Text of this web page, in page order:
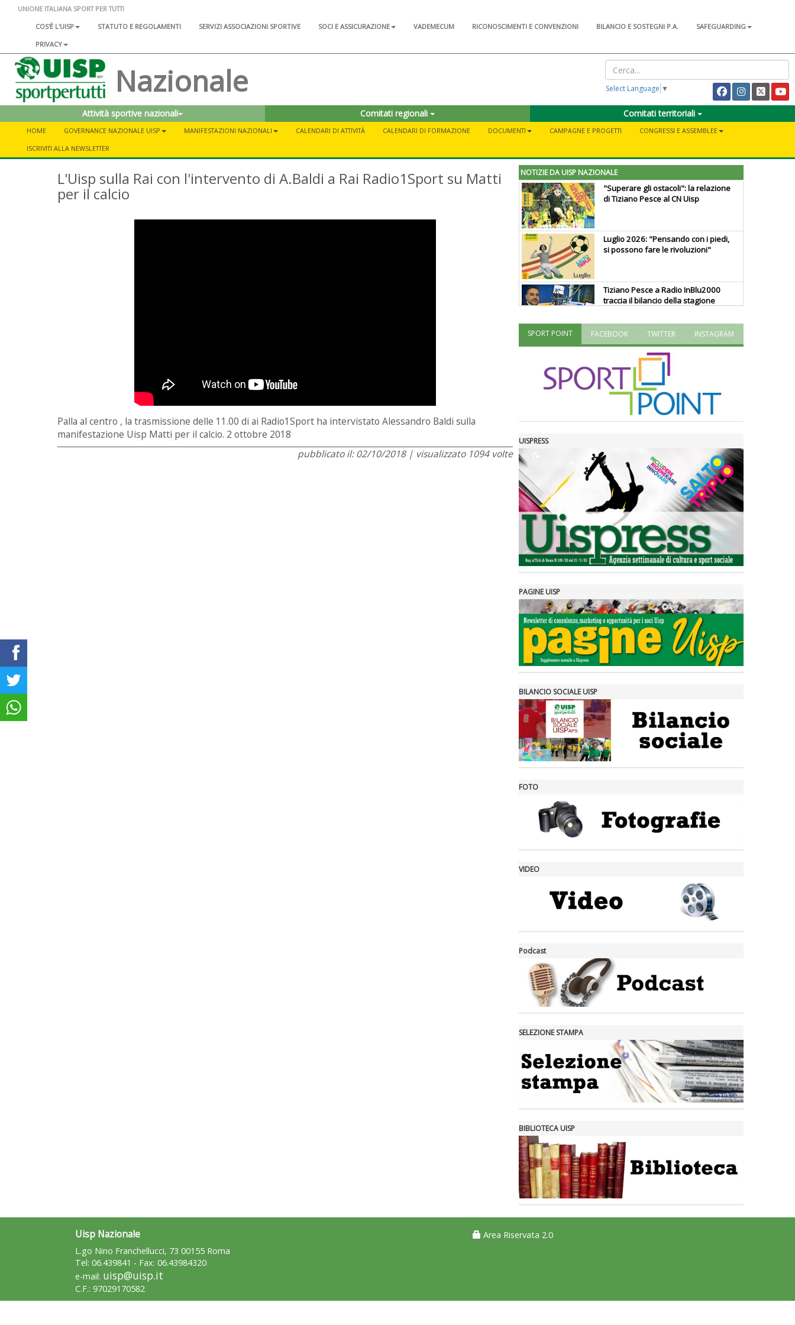
UNIONE ITALIANA SPORT PER TUTTI
COS'È L'UISP
STATUTO E REGOLAMENTI SERVIZI ASSOCIAZIONI SPORTIVE SOCI E ASSICURAZIONE VADEMECUM RICONOSCIMENTI E CONVENZIONI BILANCIO E SOSTEGNI P.A.
SAFEGUARDING
PRIVACY
Nazionale Select Language ▼
Attività sportive nazionali Comitati regionali Comitati territoriali
HOME GOVERNANCE NAZIONALE UISP MANIFESTAZIONI NAZIONALI CALENDARI DI ATTIVITÀ CALENDARI DI FORMAZIONE DOCUMENTI CAMPAGNE E PROGETTI
CONGRESSI E ASSEMBLEE
ISCRIVITI ALLA NEWSLETTER
L'Uisp sulla Rai con l'intervento di A.Baldi a Rai Radio1Sport su Matti
per il calcio
Palla al centro , la trasmissione delle 11.00 di ai Radio1Sport ha intervistato Alessandro Baldi sulla
manifestazione Uisp Matti per il calcio. 2 ottobre 2018
pubblicato il: 02/10/2018 | visualizzato 1094 volte
NOTIZIE DA UISP NAZIONALE
"Superare gli ostacoli": la relazione
di Tiziano Pesce al CN Uisp
Luglio 2026: "Pensando con i piedi,
si possono fare le rivoluzioni"
Tiziano Pesce a Radio InBlu2000
traccia il bilancio della stagione
valorizzi le nostre specificità"
La formazione Uisp rallenta ma
prosegue anche in estate
Fondazione Terzjus: prima riunione
a Roma
SPORT POINT FACEBOOK TWITTER INSTAGRAM
UISPRESS
PAGINE UISP
BILANCIO SOCIALE UISP
FOTO
VIDEO
Podcast
SELEZIONE STAMPA
BIBLIOTECA UISP
Uisp Nazionale
L.go Nino Franchellucci, 73 00155 Roma
Tel: 06.439841 - Fax: 06.43984320
e-mail: uisp@uisp.it
C.F.: 97029170582
Area Riservata 2.0